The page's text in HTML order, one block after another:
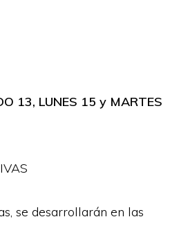
13, LUNES 15 y MARTES
se desarrollarán en las